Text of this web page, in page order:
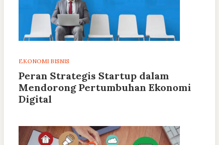
EKONOMI BISNIS
Peran Strategis Startup dalam
Mendorong Pertumbuhan Ekonomi
Digital